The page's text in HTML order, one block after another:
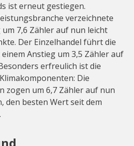
ist erneut gestiegen.
verzeichnete
7,6 Zähler auf nun leicht
Der Einzelhandel führt die
Anstieg um 3,5 Zähler auf
erfreulich ist die
Die
zogen um 6,7 Zähler auf nun
den besten Wert seit dem